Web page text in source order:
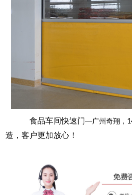
食品车间快速门—广州奇翔，
造，客户更加放心！